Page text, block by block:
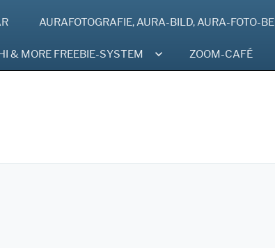
AURAFOTOGRAFIE, AURA-BILD, AURA-FOTO-
& MORE FREEBIE-SYSTEM ZOOM-CAFÉ